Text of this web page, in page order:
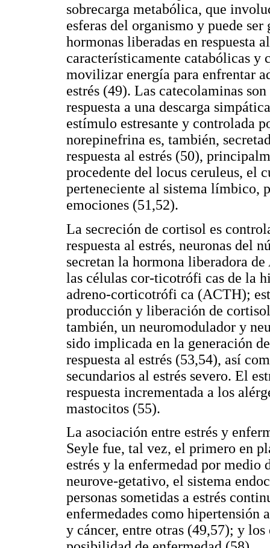
sobrecarga metabólica, que
esferas del organismo y puede
hormonas liberadas en respuesta
característicamente catabólicas y
movilizar energía para enfrentar
estrés (49). Las catecolaminas
respuesta a una descarga
estímulo estresante y controlada
norepinefrina es, también,
respuesta al estrés (50),
procedente del locus ceruleus, el
perteneciente al sistema límbico,
emociones (51,52).
La secreción de cortisol es
respuesta al estrés, neuronas del
secretan la hormona liberadora
las células cor-ticotrófi cas de la
adreno-corticotrófi ca (ACTH);
producción y liberación de
también, un neuromodulador y
sido implicada en la generación
respuesta al estrés (53,54), así
secundarios al estrés severo. El
respuesta incrementada a los
mastocitos (55).
La asociación entre estrés y
Seyle fue, tal vez, el primero en
estrés y la enfermedad por medio
neurove-getativo, el sistema
personas sometidas a estrés
enfermedades como hipertensión
y cáncer, entre otras (49,57); y